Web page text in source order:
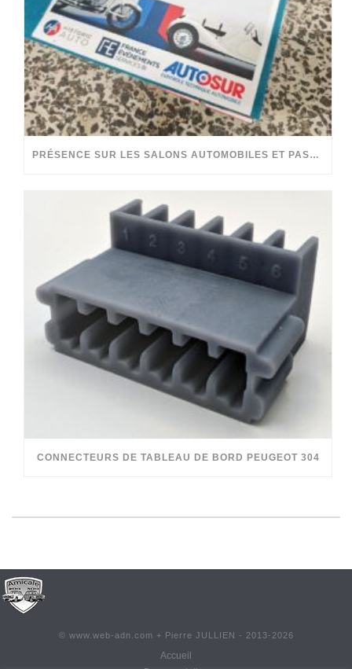
PRÉSENCE SUR LES SALONS AUTOMOBILES ET PASSION PARTAGÉE
CONNECTEURS DE TABLEAU DE BORD PEUGEOT 304
© www.web-adn.com + Pierre JULLIEN - 2013- 2026
Accueil